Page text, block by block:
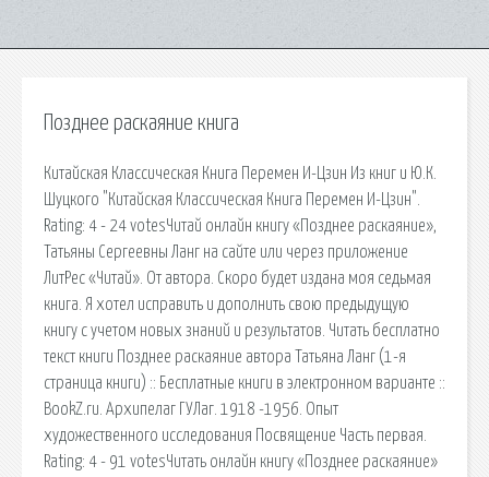
Позднее раскаяние книга
Китайская Классическая Книга Перемен И-Цзин Из книг и Ю.К.
Шуцкого "Китайская Классическая Книга Перемен И-Цзин".
Rating: 4 - 24 votesЧитай онлайн книгу «Позднее раскаяние»,
Татьяны Сергеевны Ланг на сайте или через приложение
ЛитРес «Читай». От автора. Скоро будет издана моя седьмая
книга. Я хотел исправить и дополнить свою предыдущую
книгу с учетом новых знаний и результатов. Читать бесплатно
текст книги Позднее раскаяние автора Татьяна Ланг (1-я
страница книги) :: Бесплатные книги в электронном варианте ::
BookZ.ru. Архипелаг ГУЛаг. 1918 -1956. Опыт
художественного исследования Посвящение Часть первая.
Rating: 4 - 91 votesЧитать онлайн книгу «Позднее раскаяние»